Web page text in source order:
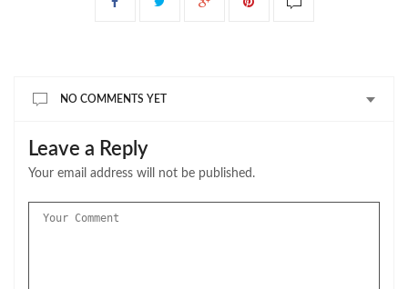
NO COMMENTS YET
Leave a Reply
Your email address will not be published.